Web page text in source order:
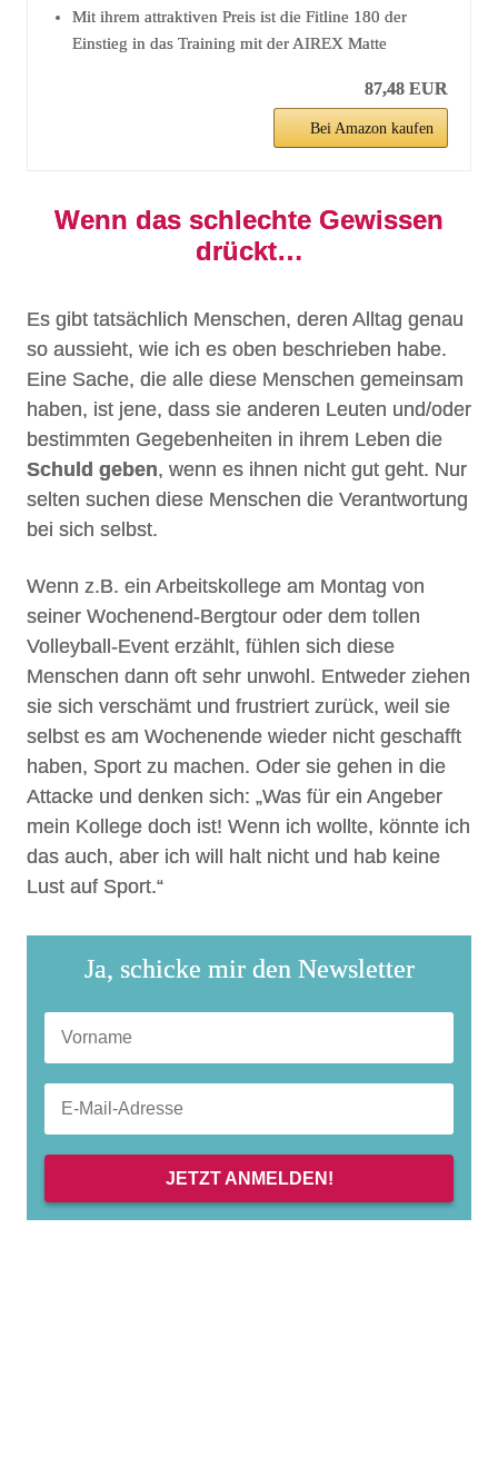
Mit ihrem attraktiven Preis ist die Fitline 180 der
Einstieg in das Training mit der AIREX Matte
87,48 EUR
Bei Amazon kaufen
Wenn das schlechte Gewissen
drückt…
Es gibt tatsächlich Menschen, deren Alltag genau
so aussieht, wie ich es oben beschrieben habe.
Eine Sache, die alle diese Menschen gemeinsam
haben, ist jene, dass sie anderen Leuten und/oder
bestimmten Gegebenheiten in ihrem Leben die
Schuld geben, wenn es ihnen nicht gut geht. Nur
selten suchen diese Menschen die Verantwortung
bei sich selbst.
Wenn z.B. ein Arbeitskollege am Montag von
seiner Wochenend-Bergtour oder dem tollen
Volleyball-Event erzählt, fühlen sich diese
Menschen dann oft sehr unwohl. Entweder ziehen
sie sich verschämt und frustriert zurück, weil sie
selbst es am Wochenende wieder nicht geschafft
haben, Sport zu machen. Oder sie gehen in die
Attacke und denken sich: „Was für ein Angeber
mein Kollege doch ist! Wenn ich wollte, könnte ich
das auch, aber ich will halt nicht und hab keine
Lust auf Sport.“
Ja, schicke mir den Newsletter
JETZT ANMELDEN!